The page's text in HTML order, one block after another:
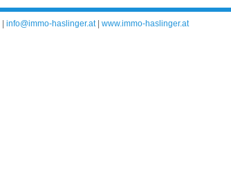
info@immo-haslinger.at www.immo-haslinger.at